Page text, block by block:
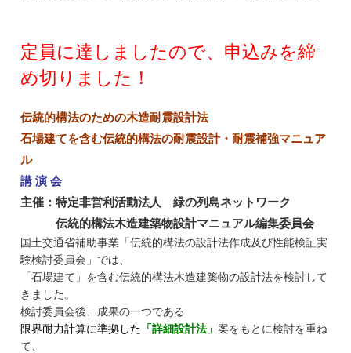
定員に達しましたので、申込みを締
め切りました！
伝統的構法のための木造耐震設計法
石場建てを含む伝統的構法の耐震設計・耐震補強マニュア
ル
講 演 会
主催：特定非営利活動法人 緑の列島ネットワーク
伝統的構法木造建築物設計マニュアル編集委員会
国土交通省補助事業「伝統的構法の設計法作成及び性能検証実
験検討委員会」 では、
「石場建て」を含む伝統的構法木造建築物の設計法を検討して
きました。
検討委員会後、成果の一つである
限界耐力計算に準拠した 「詳細設計法」案をもとに検討を重ね
て、